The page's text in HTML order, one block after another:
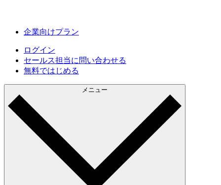
企業向けプラン
ログイン
セールス担当に問い合わせる
無料ではじめる
メニュー